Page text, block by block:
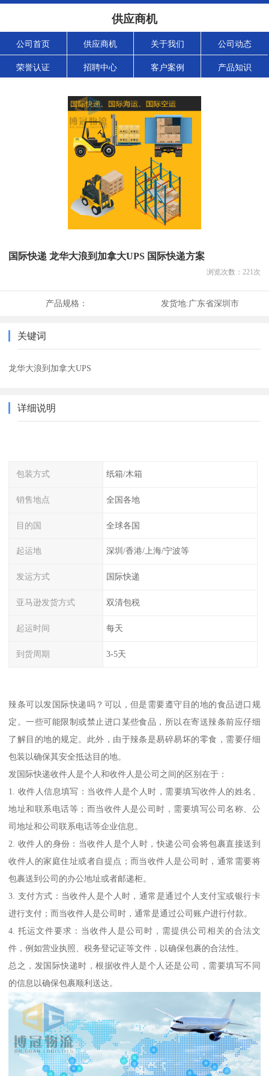
供应商机
公司首页 供应商机 关于我们 公司动态
荣誉认证 招聘中心 客户案例 产品知识
国际快递 龙华大浪到加拿大UPS 国际快递方案
浏览次数： 221次
产品规格： 发货地:广东省深圳市
关键词
龙华大浪到加拿大UPS
详细说明
包装方式 纸箱/木箱
销售地点 全国各地
目的国 全球各国
起运地 深圳/香港/上海/宁波等
发运方式 国际快递
亚马逊发货方式 双清包税
起运时间 每天
到货周期 3-5天
辣条可以发国际快递吗？可以，但是需要遵守目的地的食品进口规
定。一些可能限制或禁止进口某些食品，所以在寄送辣条前应仔细
了解目的地的规定。此外，由于辣条是易碎易坏的零食，需要仔细
包装以确保其安全抵达目的地。
发国际快递收件人是个人和收件人是公司之间的区别在于：
1. 收件人信息填写：当收件人是个人时，需要填写收件人的姓名、
地址和联系电话等；而当收件人是公司时，需要填写公司名称、公
司地址和公司联系电话等企业信息。
2. 收件人的身份：当收件人是个人时，快递公司会将包裹直接送到
收件人的家庭住址或者自提点；而当收件人是公司时，通常需要将
包裹送到公司的办公地址或者邮递柜。
3. 支付方式：当收件人是个人时，通常是通过个人支付宝或银行卡
进行支付；而当收件人是公司时，通常是通过公司账户进行付款。
4. 托运文件要求：当收件人是公司时，需提供公司相关的合法文
件，例如营业执照、税务登记证等文件，以确保包裹的合法性。
总之，发国际快递时，根据收件人是个人还是公司，需要填写不同
的信息以确保包裹顺利送达。